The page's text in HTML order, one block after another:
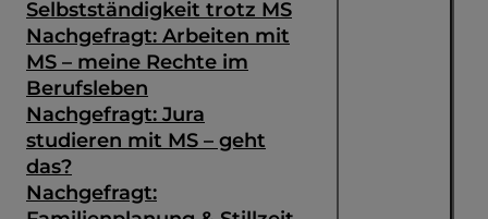
Selbstständigkeit trotz MS
Nachgefragt: Arbeiten mit
MS – meine Rechte im
Berufsleben
Nachgefragt: Jura
studieren mit MS – geht
das?
Nachgefragt: